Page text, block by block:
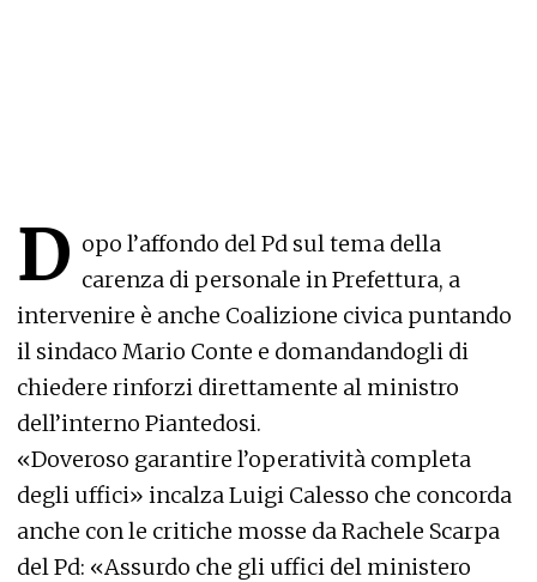
D opo l’affondo del Pd sul tema della
carenza di personale in Prefettura, a
intervenire è anche Coalizione civica puntando
il sindaco Mario Conte e domandandogli di
chiedere rinforzi direttamente al ministro
dell’interno Piantedosi.
«Doveroso garantire l’operatività completa
degli uffici» incalza Luigi Calesso che concorda
anche con le critiche mosse da Rachele Scarpa
del Pd: «Assurdo che gli uffici del ministero